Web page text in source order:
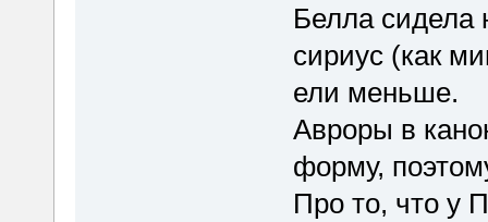
Белла сидела
сириус (как
ели меньше.
Авроры в
форму,
Про то, что у